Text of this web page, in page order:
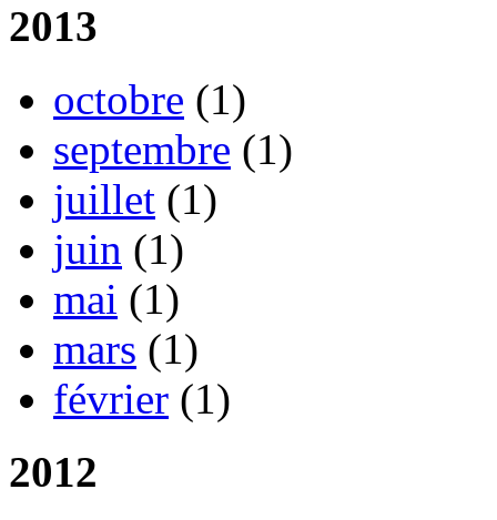
2013
octobre (1)
septembre (1)
juillet (1)
juin (1)
mai (1)
mars (1)
février (1)
2012